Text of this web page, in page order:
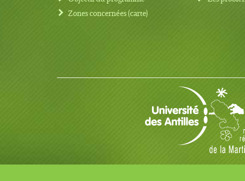
Footer menu
Zones concernées (carte)